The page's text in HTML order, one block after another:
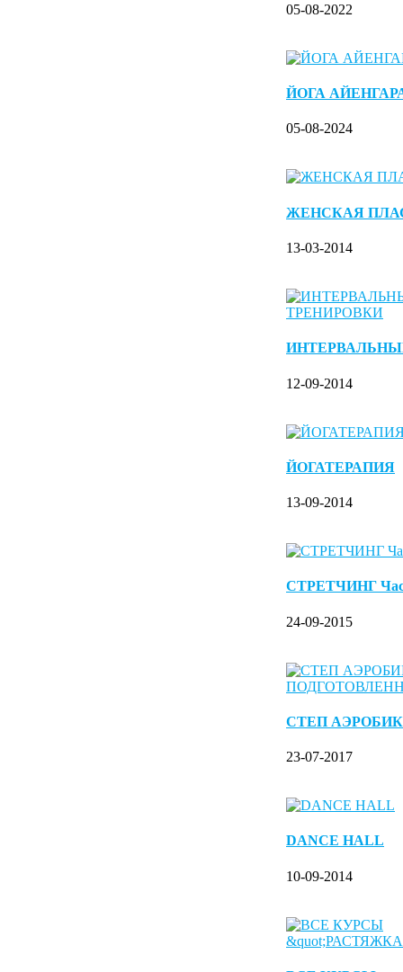
05-08-2022
ЙОГА
05-08-2024
ЖЕНСКАЯ
13-03-2014
12-09-2014
ЙОГАТЕРАПИЯ
13-09-2014
СТРЕТЧИНГ
24-09-2015
СТЕП
23-07-2017
DANCE HALL
10-09-2014